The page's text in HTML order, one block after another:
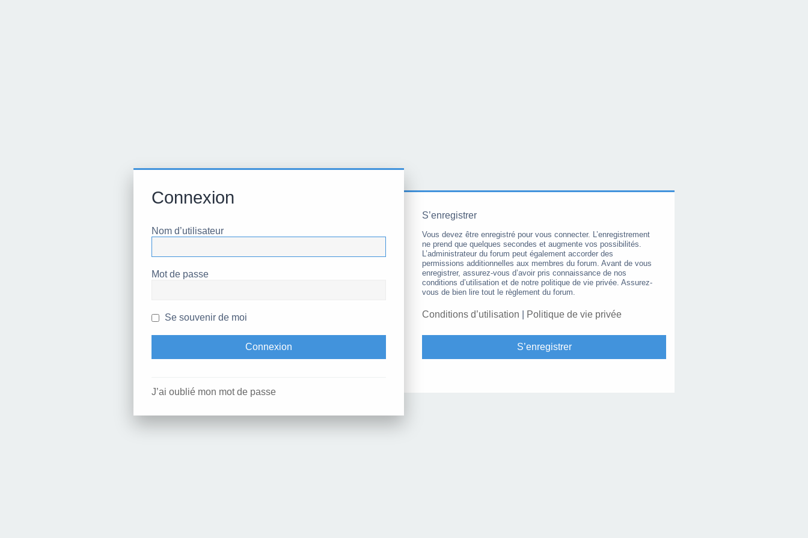
Connexion
Nom d’utilisateur
Mot de passe
Se souvenir de moi
J’ai oublié mon mot de passe
S’enregistrer
Vous devez être enregistré pour vous connecter. L’enregistrement
ne prend que quelques secondes et augmente vos possibilités.
L’administrateur du forum peut également accorder des
permissions additionnelles aux membres du forum. Avant de vous
enregistrer, assurez-vous d’avoir pris connaissance de nos
conditions d’utilisation et de notre politique de vie privée. Assurez-
vous de bien lire tout le règlement du forum.
Conditions d’utilisation Politique de vie privée
S’enregistrer